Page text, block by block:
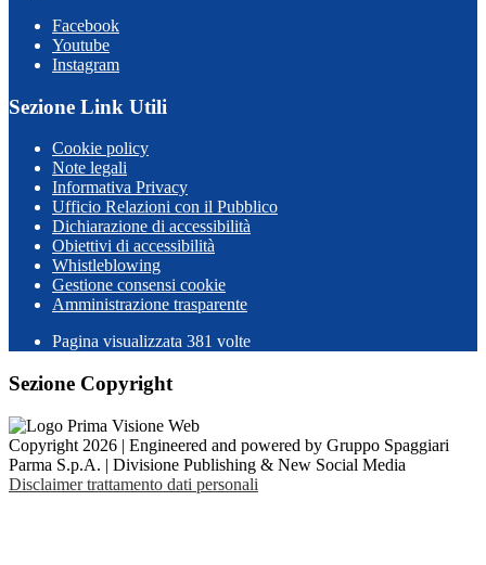
Facebook
Youtube
Instagram
Sezione Link Utili
Cookie policy
Note legali
Informativa Privacy
Ufficio Relazioni con il Pubblico
Dichiarazione di accessibilità
Obiettivi di accessibilità
Whistleblowing
Gestione consensi cookie
Amministrazione trasparente
Pagina visualizzata 381 volte
Sezione Copyright
Copyright 2026 | Engineered and powered by Gruppo Spaggiari
Parma S.p.A. | Divisione Publishing & New Social Media
Disclaimer trattamento dati personali